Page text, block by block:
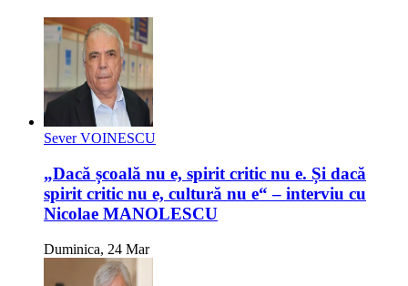
Sever VOINESCU
„Dacă școală nu e, spirit critic nu e. Și dacă
spirit critic nu e, cultură nu e“ – interviu cu
Nicolae MANOLESCU
Duminica, 24 Mar